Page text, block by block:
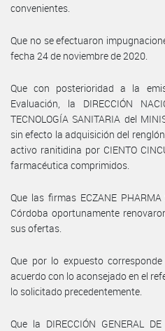
convenientes.
Que no se efectuaron
fecha 24 de noviembre de 2020.
Que con posterioridad a la
Evaluación, la DIRECCIÓN
TECNOLOGÍA SANITARIA del
sin efecto la adquisición del
activo ranitidina por CIENTO
farmacéutica comprimidos.
Que las firmas ECZANE
Córdoba oportunamente
sus ofertas.
Que por lo expuesto
acuerdo con lo aconsejado en el
lo solicitado precedentemente.
Que la DIRECCIÓN GENERAL DE